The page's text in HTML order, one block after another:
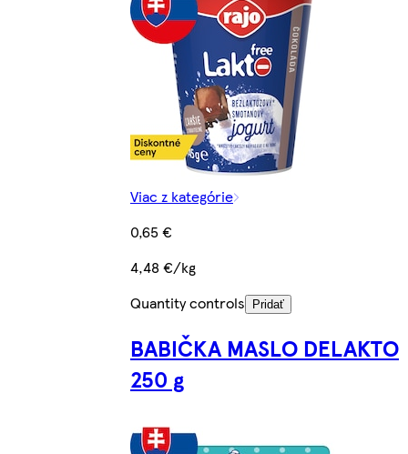
Viac z kategórie
0,65 €
4,48 €/kg
Quantity controls
Pridať
BABIČKA MASLO DELAKTO
250 g